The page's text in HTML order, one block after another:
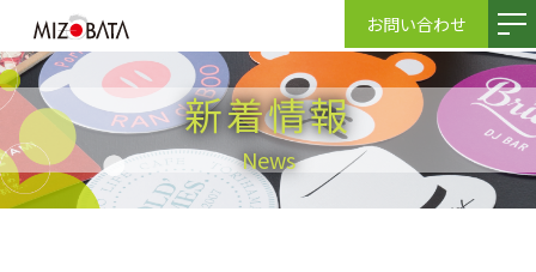
お問い合わせ
新着情報
News